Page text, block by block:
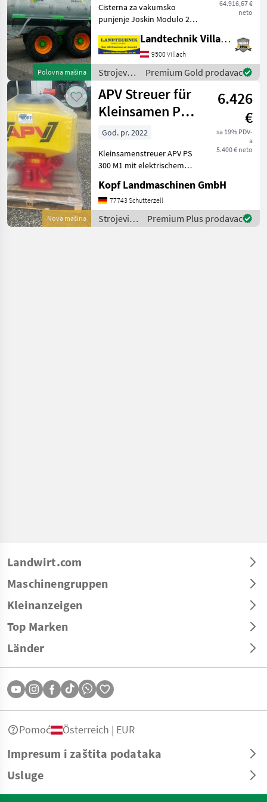
Polovna mašina
64.916,67 €
neto
Cisterna za vakumsko
punjenje Joskin Modulo 2,
vučnom rudom, tandem
osovinom, hidrauličnom
vučnom osovinom,
gumama: 650/55R26.5,
zračnim kočnic
Landtechnik Villach GmbH
9500 Villach
Strojevi
za
đubrenje,
gnojenje i
navodnjavanje
/ Joskin
Premium Gold prodavac
Nova mašina
APV Streuer für
Kleinsamen PS
300
M1+elekltrisch
6.426
€
sa 19% PDV-
a
5.400 € neto
God. pr. 2022
Kleinsamenstreuer APV PS
300 M1 mit elektrischem
Steuermodul 5.2 8 Auslässe
für Arbeitsbreiten bis zu 6
Meter 25 Meter Schlauch 8
Pralltelle
Kopf Landmaschinen GmbH
77743 Schutterzell
Strojevi
za
Premium Plus prodavac
Landwirt.com
Maschinengruppen
Kleinanzeigen
Top Marken
Länder
Impresum i zaštita podataka
Usluge
Pomoć Österreich | EUR